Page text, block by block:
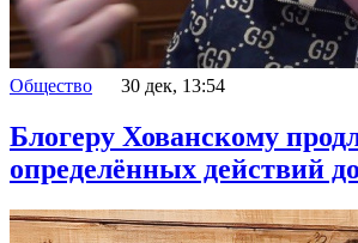
Общество 30 дек, 13:54
Блогеру Хованскому
определённых действий